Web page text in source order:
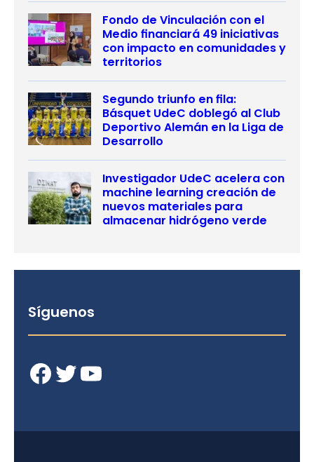
Fondo de Vinculación con el
Medio financiará 49 iniciativas
con impacto en comunidades y
territorios
Segundo triunfo en fila:
Básquet UdeC doblegó al Club
Deportivo Alemán en la Liga de
Desarrollo
Investigador UdeC acelera con
machine learning creación de
nuevos materiales para
almacenar hidrógeno verde
Síguenos
Facebook Twitter YouTube